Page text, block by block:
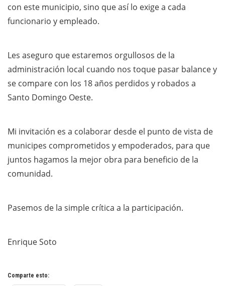
con este municipio, sino que así lo exige a cada
funcionario y empleado.
Les aseguro que estaremos orgullosos de la
administración local cuando nos toque pasar balance y
se compare con los 18 años perdidos y robados a
Santo Domingo Oeste.
Mi invitación es a colaborar desde el punto de vista de
municipes comprometidos y empoderados, para que
juntos hagamos la mejor obra para beneficio de la
comunidad.
Pasemos de la simple crítica a la participación.
Enrique Soto
Comparte esto: